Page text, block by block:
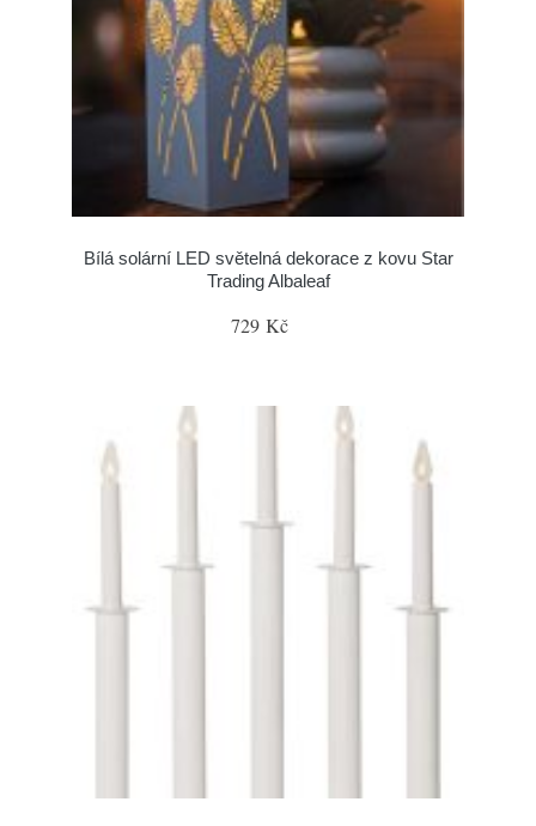
Bílá solární LED světelná dekorace z kovu Star
Trading Albaleaf
729 Kč